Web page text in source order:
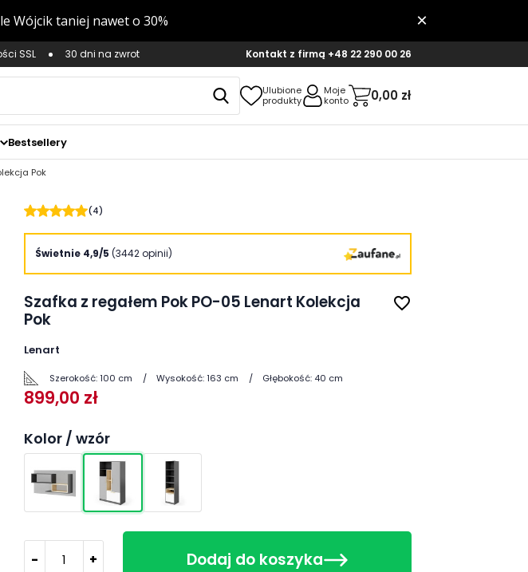
SSL 30 dni na zwrot Kontakt z firmą +48 22 290 00 26
Ulubione
produkty
Moje
konto
0,00 zł
Bestsellery
Pok
(4)
Świetnie 4,9/5 (3442 opinii)
Szafka z regałem Pok PO-05 Lenart Kolekcja
Pok
favorite_border
Lenart
Szerokość:100 cm Wysokość:163 cm Głębokość: 40 cm
899,00 zł
Kolor / wzór
- + Dodaj do koszyka